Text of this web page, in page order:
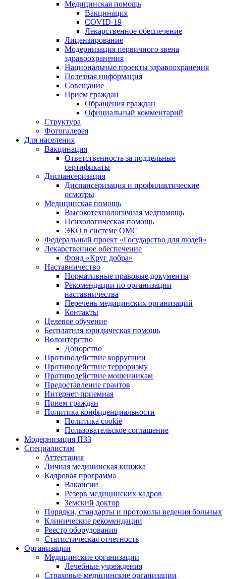
Медицинская помощь
Вакцинация
COVID-19
Лекарственное обеспечение
Лицензирование
Модернизация первичного звена
здравоохранения
Национальные проекты здравоохранения
Полезная информация
Совещание
Прием граждан
Обращения граждан
Официальный комментарий
Структура
Фотогалерея
Для населения
Вакцинация
Ответственность за поддельные
сертификаты
Диспансеризация
Диспансеризация и профилактические
осмотры
Медицинская помощь
Высокотехнологичная медпомощь
Психологическая помощь
ЭКО в системе ОМС
Федеральный проект «Государство для людей»
Лекарственное обеспечение
Фонд «Круг добра»
Наставничество
Нормативные правовые документы
Рекомендации по организации
наставничества
Перечень медицинских организаций
Контакты
Целевое обучение
Бесплатная юридическая помощь
Волонтерство
Донорство
Противодействие коррупции
Противодействие терроризму
Противодействие мошенникам
Предоставление грантов
Интернет-приемная
Прием граждан
Политика конфиденциальности
Политика cookie
Пользовательское соглашение
Модернизация ПЗЗ
Специалистам
Аттестация
Личная медицинская книжка
Кадровая программа
Вакансии
Резерв медицинских кадров
Земский доктор
Порядки, стандарты и протоколы ведения больных
Клинические рекомендации
Реестр оборудования
Статистическая отчетность
Организации
Медицинские организации
Лечебные учреждения
Страховые медицинские организации